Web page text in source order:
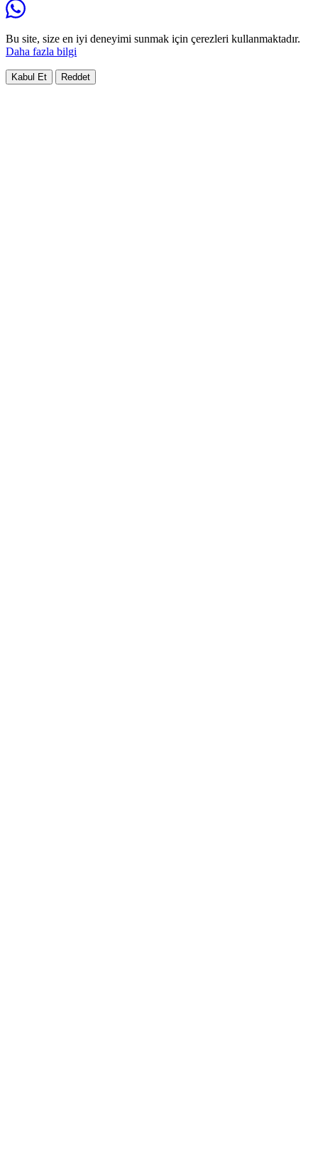
Bu site, size en iyi deneyimi sunmak için çerezleri kullanmaktadır.
Daha fazla bilgi
Kabul Et Reddet